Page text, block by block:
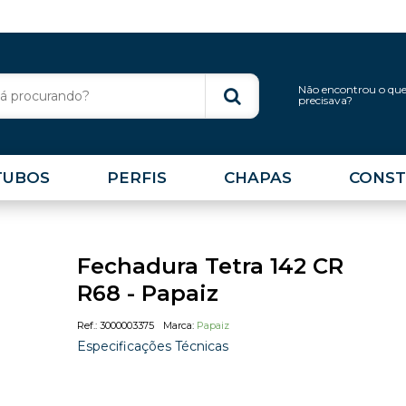
Não encontrou o que
precisava?
PERFIS CHAPAS
Fechadura Tetra 142 CR
R68 - Papaiz
3000003375 Papaiz
Especificações Técnicas